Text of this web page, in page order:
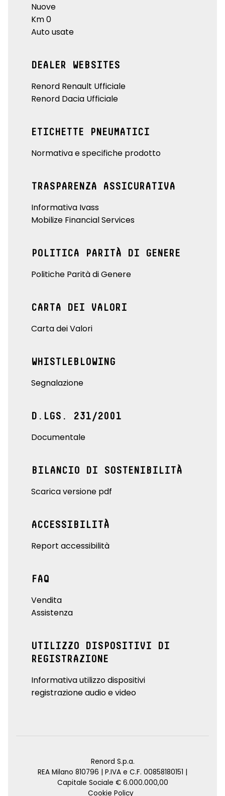
Nuove
Km 0
Auto usate
DEALER WEBSITES
Renord Renault Ufficiale
Renord Dacia Ufficiale
ETICHETTE PNEUMATICI
Normativa e specifiche prodotto
TRASPARENZA ASSICURATIVA
Informativa Ivass
Mobilize Financial Services
POLITICA PARITÀ DI GENERE
Politiche Parità di Genere
CARTA DEI VALORI
Carta dei Valori
WHISTLEBLOWING
Segnalazione
D.LGS. 231/2001
Documentale
BILANCIO DI SOSTENIBILITÀ
Scarica versione pdf
ACCESSIBILITÀ
Report accessibilità
FAQ
Vendita
Assistenza
UTILIZZO DISPOSITIVI DI
REGISTRAZIONE
Informativa utilizzo dispositivi
registrazione audio e video
Renord S.p.a.
REA Milano 810796 | P.IVA e C.F. 00858180151 |
Capitale Sociale € 6.000.000,00
Cookie Policy